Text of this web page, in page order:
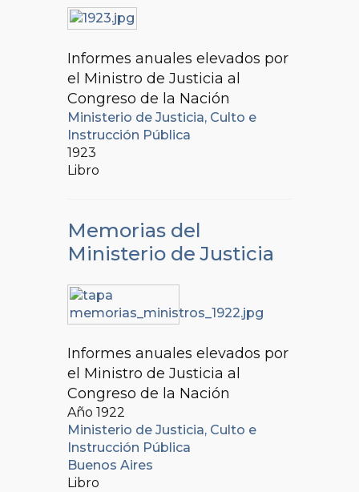
Informes anuales elevados por
el Ministro de Justicia al
Congreso de la Nación
Ministerio de Justicia, Culto e
Instrucción Pública
1923
Libro
Memorias del
Ministerio de Justicia
Informes anuales elevados por
el Ministro de Justicia al
Congreso de la Nación
Año 1922
Ministerio de Justicia, Culto e
Instrucción Pública
Buenos Aires
Libro